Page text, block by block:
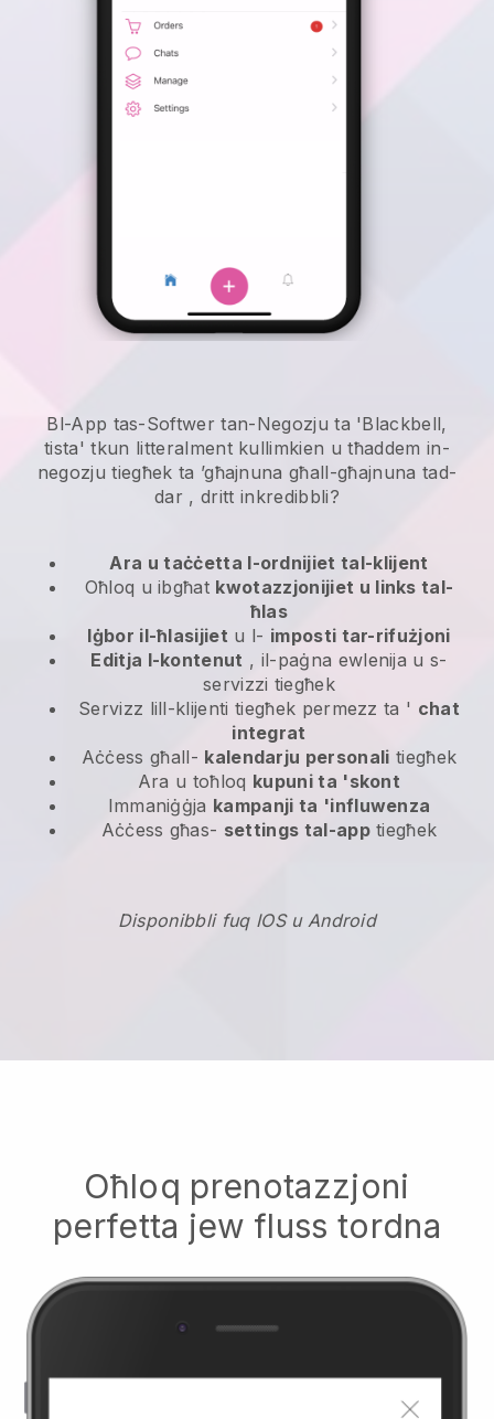
Bl-App tas-Softwer tan-Negozju ta 'Blackbell,
tista' tkun litteralment kullimkien utħaddem in-
negozju tiegħek ta ’għajnuna għall-għajnuna tad-
dar , dritt inkredibbli?
Ara u taċċetta l-ordnijiet tal-klijent
Oħloq u ibgħat kwotazzjonijiet u links tal-
ħlas
Iġbor il-ħlasijiet u l- imposti tar-rifużjoni
Editja l-kontenut , il-paġna ewlenija u s-
servizzi tiegħek
Servizz lill-klijenti tiegħek permezz ta ' chat
integrat
Aċċess għall- kalendarju personali tiegħek
Ara u toħloq kupuni ta 'skont
Immaniġġja kampanji ta 'influwenza
Aċċess għas- settings tal-apptiegħek
Disponibbli fuq IOS u Android
Oħloq prenotazzjoni
perfetta jew fluss tordna